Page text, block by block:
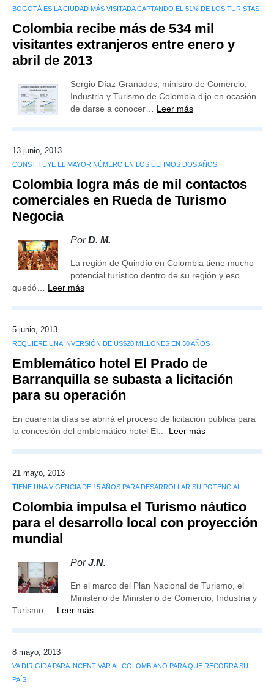
BOGOTÁ ES LA CIUDAD MÁS VISITADA CAPTANDO EL 51% DE LOS TURISTAS
Colombia recibe más de 534 mil
visitantes extranjeros entre enero y
abril de 2013
Sergio Díaz-Granados, ministro de Comercio,
Industria y Turismo de Colombia dijo en ocasión
de darse a conocer… Leer más
13 junio, 2013
CONSTITUYE EL MAYOR NÚMERO EN LOS ÚLTIMOS DOS AÑOS
Colombia logra más de mil contactos
comerciales en Rueda de Turismo
Negocia
PorD. M.
La región de Quindío en Colombia tiene mucho
potencial turístico dentro de su región y eso
quedó… Leer más
5 junio, 2013
REQUIERE UNA INVERSIÓN DE US$20 MILLONES EN 30 AÑOS
Emblemático hotel El Prado de
Barranquilla se subasta a licitación
para su operación
En cuarenta días se abrirá el proceso de licitación pública para
la concesión del emblemático hotel El… Leer más
21 mayo, 2013
TIENE UNA VIGENCIA DE 15 AÑOS PARA DESARROLLAR SU POTENCIAL
Colombia impulsa el Turismo náutico
para el desarrollo local con proyección
mundial
PorJ.N.
En el marco del Plan Nacional de Turismo, el
Ministerio de Ministerio de Comercio, Industria y
Turismo,… Leer más
8 mayo, 2013
VA DIRIGIDA PARA INCENTIVAR AL COLOMBIANO PARA QUE RECORRA SU
PAÍS